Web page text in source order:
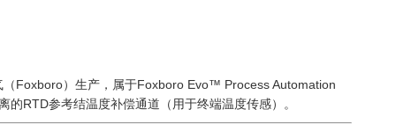
Foxboro）生产，属于Foxboro Evo™ Process Automation
RTD参考结温度补偿通道（用于终端温度传感）。